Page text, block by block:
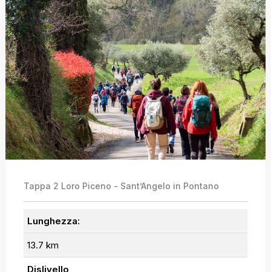
Tappa 2 Loro Piceno - Sant’Angelo in Pontano
Lunghezza:
13.7 km
Dislivello